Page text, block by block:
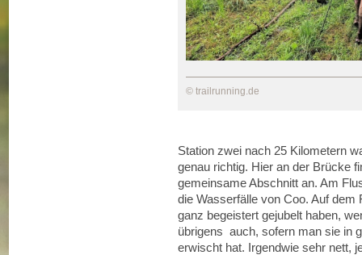
© trailrunning.de
Station zwei nach 25 Kilometern
genau richtig. Hier an der Brücke
gemeinsame Abschnitt an. Am
die Wasserfälle von Coo. Auf dem
ganz begeistert gejubelt haben,
übrigens auch, sofern man sie in
erwischt hat. Irgendwie sehr nett,